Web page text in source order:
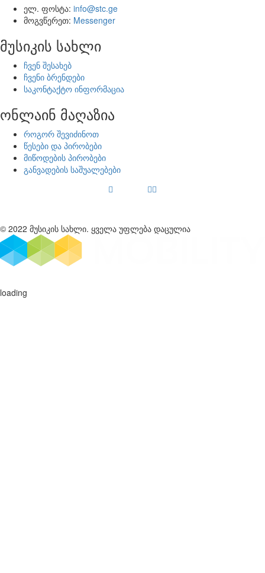
ელ. ფოსტა: info@stc.ge
მოგვწერეთ: Messenger
მუსიკის სახლი
ჩვენ შესახებ
ჩვენი ბრენდები
საკონტაქტო ინფორმაცია
ონლაინ მაღაზია
როგორ შევიძინოთ
წესები და პირობები
მიწოდების პირობები
განვადების საშუალებები
© 2022 მუსიკის სახლი. ყველა უფლება დაცულია
loading